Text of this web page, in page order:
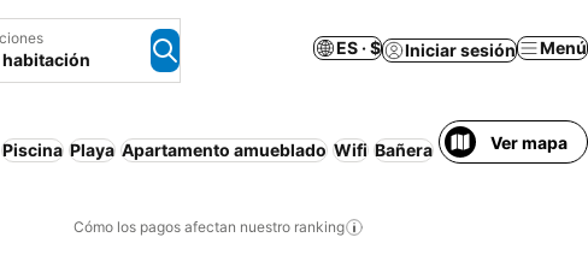
habitación
ES · $ Iniciar sesión Menú
Piscina Playa Apartamento amueblado Wifi Bañera Resort Aire
Ver mapa
Cómo los pagos afectan nuestro ranking